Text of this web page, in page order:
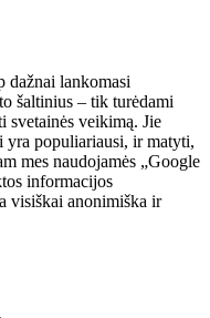
dažnai lankomasi
šaltinius – tik turėdami
svetainės veikimą. Jie
yra populiariausi, ir matyti,
mes naudojamės „Google
informacijos
visiškai anonimiška ir